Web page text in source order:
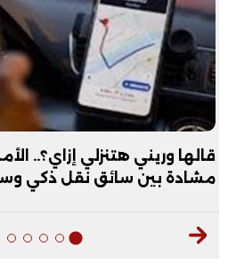
قالها وريني هتنزلي إزاي؟..
مشادة بين سائق نقل ذكي